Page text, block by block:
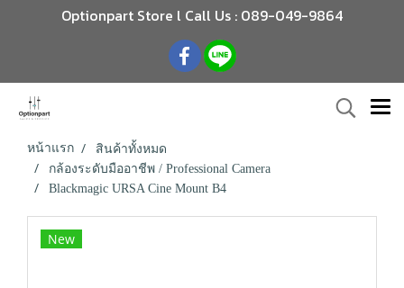
Optionpart Store l Call Us : 089-049-9864
หน้าแรก
สินค้าทั้งหมด
กล้องระดับมืออาชีพ / Professional Camera
Blackmagic URSA Cine Mount B4
New